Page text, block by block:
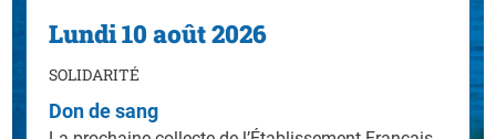
Dimanche 30 août à 10h
SAISON CULTURELLE
Cérémonie du Pétillon